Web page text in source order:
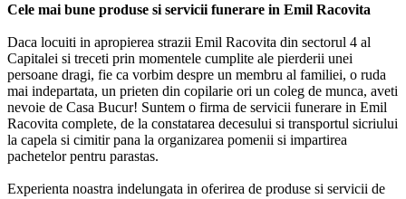
Cele mai bune produse si servicii funerare in Emil Racovita
Daca locuiti in apropierea strazii Emil Racovita din sectorul 4 al
Capitalei si treceti prin momentele cumplite ale pierderii unei
persoane dragi, fie ca vorbim despre un membru al familiei, o ruda
mai indepartata, un prieten din copilarie ori un coleg de munca, aveti
nevoie de Casa Bucur! Suntem o firma de servicii funerare in Emil
Racovita complete, de la constatarea decesului si transportul sicriului
la capela si cimitir pana la organizarea pomenii si impartirea
pachetelor pentru parastas.
Experienta noastra indelungata in oferirea de produse si servicii de